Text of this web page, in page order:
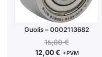
Guolis – 0002113682
15,00€
12,00€ +PVM